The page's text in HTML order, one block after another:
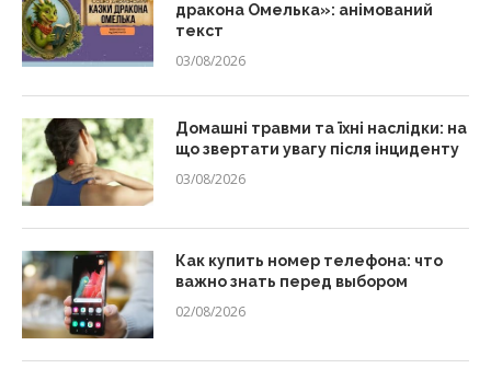
дракона Омелька»: анімований
текст
03/08/2026
Домашні травми та їхні наслідки: на
що звертати увагу після інциденту
03/08/2026
Как купить номер телефона: что
важно знать перед выбором
02/08/2026